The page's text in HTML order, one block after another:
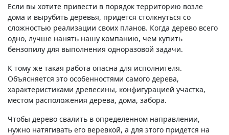
Если вы хотите привести в порядок территорию возле
дома и вырубить деревья, придется столкнуться со
сложностью реализации своих планов. Когда дерево всего
одно, лучше нанять нашу компанию, чем купить
бензопилу для выполнения одноразовой задачи.
К тому же такая работа опасна для исполнителя.
Объясняется это особенностями самого дерева,
характеристиками древесины, конфигурацией участка,
местом расположения дерева, дома, забора.
Чтобы дерево свалить в определенном направлении,
нужно натягивать его веревкой, а для этого придется на